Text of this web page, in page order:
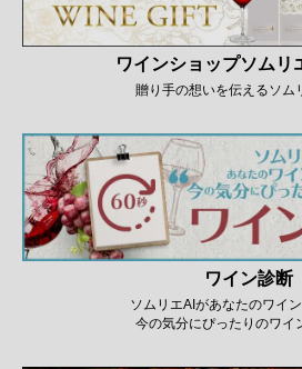
ワインショップソムリ
贈り手の想いを伝えるソム
ワイン診断
ソムリエAIがあなたのワイン
今の気分にぴったりのワイ